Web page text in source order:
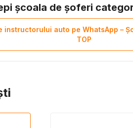
școala de șoferi
instructorului auto pe WhatsApp –
TOP